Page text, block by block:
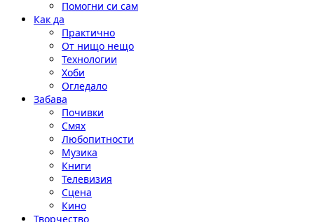
Помогни си сам
Как да
Практично
От нищо нещо
Технологии
Хоби
Огледало
Забава
Почивки
Смях
Любопитности
Музика
Книги
Телевизия
Сцена
Кино
Творчество